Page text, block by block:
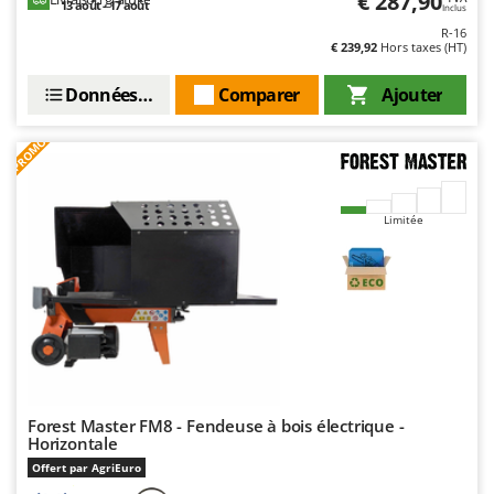
Worx
ZGrills
Zodiac
Zomax
13 août - 17 août Inclus
R-16
€ 239,92 Hors taxes (HT)
Ajouter
Comparer
Données techniques
PROMO
Limitée
Forest Master FM8 - Fendeuse à bois électrique -
Horizontale
Offert par AgriEuro